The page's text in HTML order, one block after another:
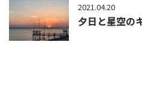
2021.04.20
夕日と星空の